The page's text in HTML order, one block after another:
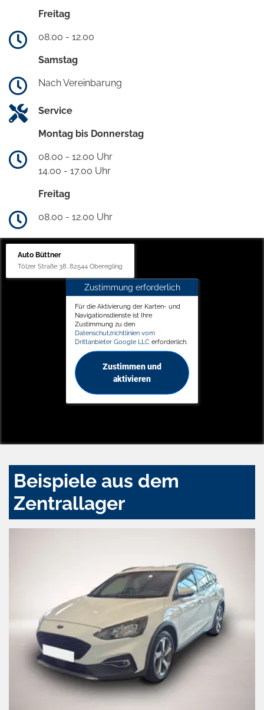
Freitag
08.00 - 12.00
Samstag
Nach Vereinbarung
Service
Montag bis Donnerstag
08.00 - 12.00 Uhr
14.00 - 17.00 Uhr
Freitag
08.00 - 12.00 Uhr
Auto Büttner
Tölzer Straße 38, 82544 Oberegling
Zustimmung erforderlich
Für die Aktivierung der Karten- und
Navigationsdienste ist Ihre
Zustimmung zu den
Datenschutzrichtlinien vom
Drittanbieter Google LLC erforderlich.
Zustimmen und
aktivieren
Beispiele aus dem
Zentrallager